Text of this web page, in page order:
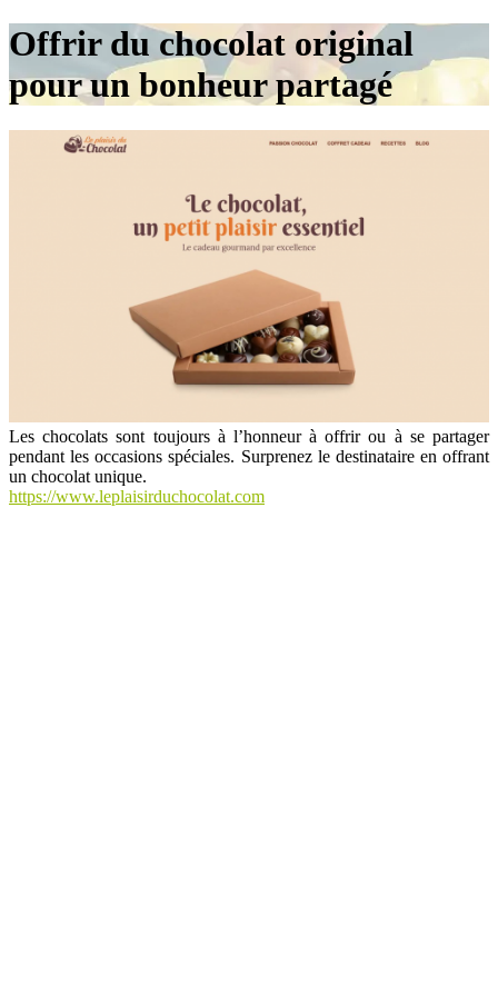
Offrir du chocolat original
pour un bonheur partagé
Les chocolats sont toujours à l’honneur à offrir ou à se partager
pendant les occasions spéciales. Surprenez le destinataire en offrant
un chocolat unique.
https://www.leplaisirduchocolat.com